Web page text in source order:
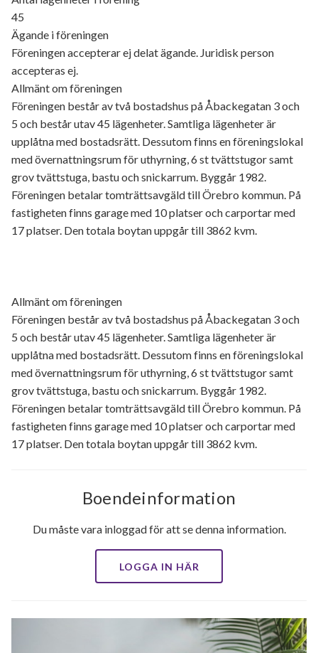
45
Ägande i föreningen
Föreningen accepterar ej delat ägande. Juridisk person
accepteras ej.
Allmänt om föreningen
Föreningen består av två bostadshus på Åbackegatan 3 och
5 och består utav 45 lägenheter. Samtliga lägenheter är
upplåtna med bostadsrätt. Dessutom finns en föreningslokal
med övernattningsrum för uthyrning, 6 st tvättstugor samt
grov tvättstuga, bastu och snickarrum. Byggår 1982.
Föreningen betalar tomträttsavgäld till Örebro kommun. På
fastigheten finns garage med 10 platser och carportar med
17 platser. Den totala boytan uppgår till 3862 kvm.
Allmänt om föreningen
Föreningen består av två bostadshus på Åbackegatan 3 och
5 och består utav 45 lägenheter. Samtliga lägenheter är
upplåtna med bostadsrätt. Dessutom finns en föreningslokal
med övernattningsrum för uthyrning, 6 st tvättstugor samt
grov tvättstuga, bastu och snickarrum. Byggår 1982.
Föreningen betalar tomträttsavgäld till Örebro kommun. På
fastigheten finns garage med 10 platser och carportar med
17 platser. Den totala boytan uppgår till 3862 kvm.
Boendeinformation
Du måste vara inloggad för att se denna information.
LOGGA IN HÄR